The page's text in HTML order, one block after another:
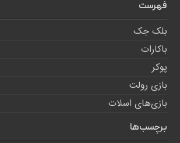
فهرست
بلک جک
باکارات
پوکر
بازی رولت
بازی‌های اسلات
برچسب‌ها